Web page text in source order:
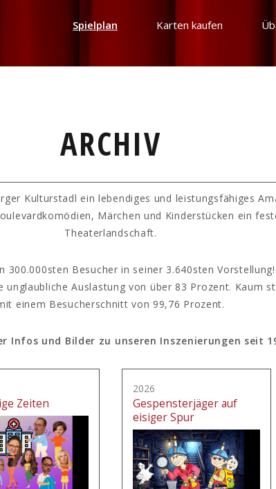
Spielplan Karten kaufen
ARCHIV
Kulturstadl ein lebendiges und leistungsfähiges
Märchen und Kinderstücken ein
Theaterlandschaft.
300.000sten Besucher in seiner 3.640sten
unglaubliche Auslastung von über 83 Prozent. Kaum
einem Besucherschnitt von 99,76 Prozent.
Infos und Bilder zu unseren Inszenierungen seit
Zeiten
2026
Gespensterjäger auf
eisiger Spur